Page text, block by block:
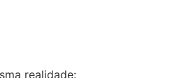
realidade: